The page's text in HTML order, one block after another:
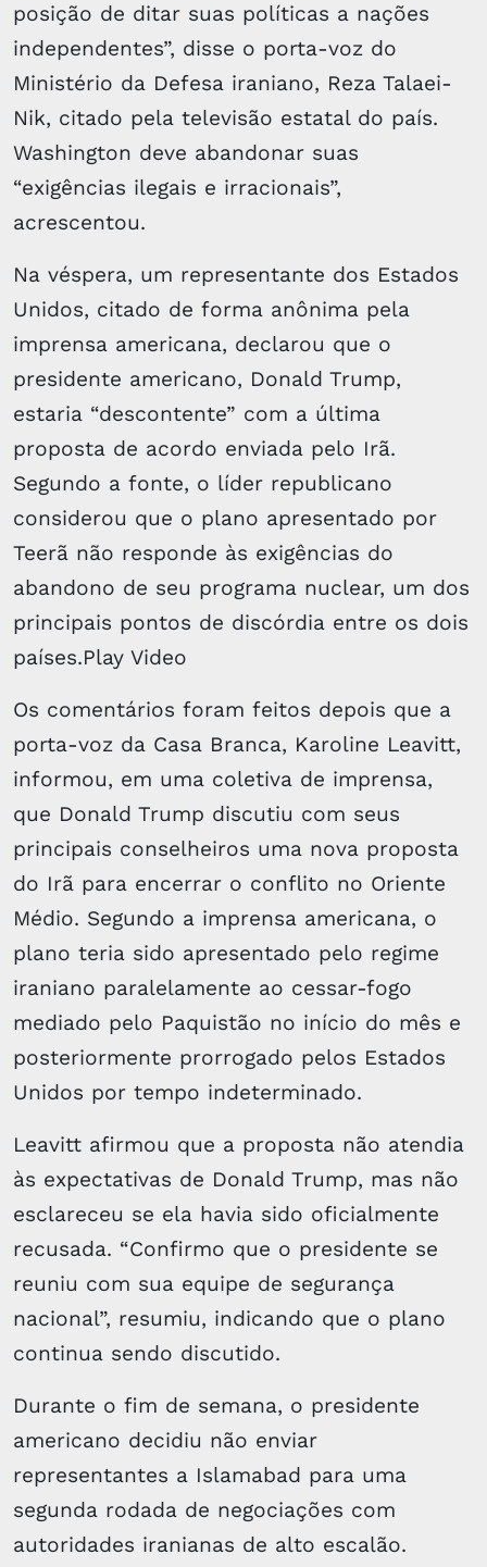
posição de ditar suas políticas a nações
independentes”, disse o porta-voz do
Ministério da Defesa iraniano, Reza Talaei-
Nik, citado pela televisão estatal do país.
Washington deve abandonar suas
“exigências ilegais e irracionais”,
acrescentou.
Na véspera, um representante dos Estados
Unidos, citado de forma anônima pela
imprensa americana, declarou que o
presidente americano, Donald Trump,
estaria “descontente” com a última
proposta de acordo enviada pelo Irã.
Segundo a fonte, o líder republicano
considerou que o plano apresentado por
Teerã não responde às exigências do
abandono de seu programa nuclear, um dos
principais pontos de discórdia entre os dois
países.Play Video
Os comentários foram feitos depois que a
porta-voz da Casa Branca, Karoline Leavitt,
informou, em uma coletiva de imprensa,
que Donald Trump discutiu com seus
principais conselheiros uma nova proposta
do Irã para encerrar o conflito no Oriente
Médio. Segundo a imprensa americana, o
plano teria sido apresentado pelo regime
iraniano paralelamente ao cessar-fogo
mediado pelo Paquistão no início do mês e
posteriormente prorrogado pelos Estados
Unidos por tempo indeterminado.
Leavitt afirmou que a proposta não atendia
às expectativas de Donald Trump, mas não
esclareceu se ela havia sido oficialmente
recusada. “Confirmo que o presidente se
reuniu com sua equipe de segurança
nacional”, resumiu, indicando que o plano
continua sendo discutido.
Durante o fim de semana, o presidente
americano decidiu não enviar
representantes a Islamabad para uma
segunda rodada de negociações com
autoridades iranianas de alto escalão.